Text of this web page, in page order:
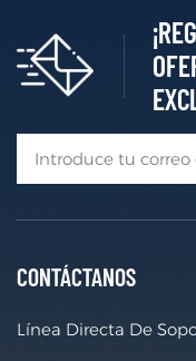
CONTÁCTANOS
Línea Directa De